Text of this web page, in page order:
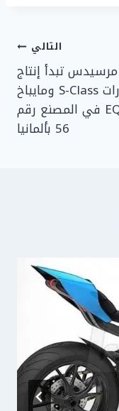
التالي
مرسيدس تبدأ إنتاج
سيارات S-Class ومايباخ
وEQS في المصنع رقم
56 بألمانيا